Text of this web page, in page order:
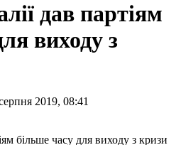
дав партіям
виходу з
2019, 08:41